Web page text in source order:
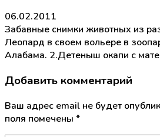
06.02.2011
Забавные снимки животных из
Леопард в своем вольере в
Алабама. 2.Детеныш окапи с
Добавить комментарий
Ваш адрес email не будет
поля помечены *